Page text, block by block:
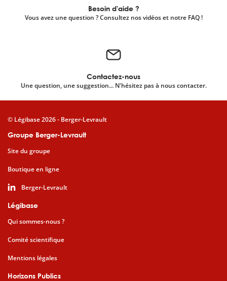
Besoin d'aide ?
Vous avez une question ? Consultez nos vidéos et notre FAQ !
Contactez-nous
Une question, une suggestion... N'hésitez pas à nous contacter.
Groupe Berger-Levrault
Site du groupe
Boutique en ligne
Berger-Levrault
Légibase
Qui sommes-nous ?
Comité scientifique
Mentions légales
Horizons Publics
© Légibase 2026 - Berger-Levrault